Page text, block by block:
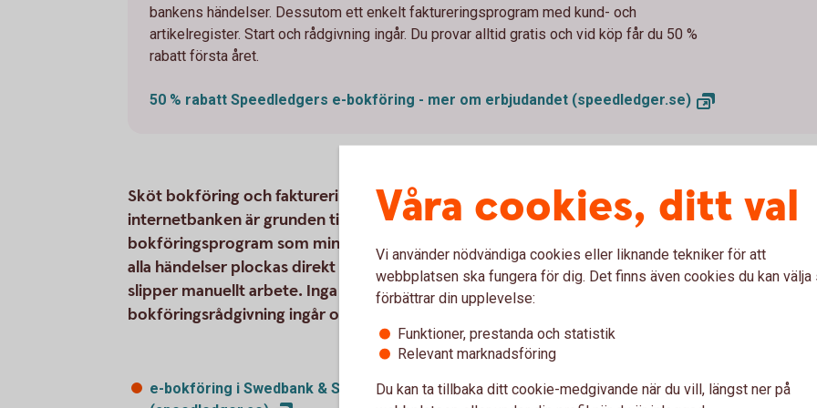
bankens händelser. Dessutom ett enkelt faktureringsprogram med kund- och
artikelregister. Start och rådgivning ingår. Du provar alltid gratis och vid köp får du 50 %
rabatt första året.
50 % rabatt Speedledgers e-bokföring - mer om erbjudandet (speedledger.se)
Sköt bokföring och fakturering enkelt direkt i internetbanken. Kopplingen till
internetbanken är grunden till er bokföring och ingår utan extra kostnad. Ett komplett
bokföringsprogram som minskar bokförings- och faktureringsarbetet avsevärt eftersom
alla händelser plockas direkt från bankkontot. Er bokföring är alltid uppdaterad och ni
slipper manuellt arbete. Inga förkunskaper inom bokföring krävs och SpeedLedgers
bokföringsrådgivning ingår om ni skulle behöva hjälp.
e-bokföring i Swedbank & Sparbankerna - så fungerar tjänsten
Våra cookies, ditt val
Vi använder nödvändiga cookies eller liknande tekniker för att
webbplatsen ska fungera för dig. Det finns även cookies du kan välja
förbättrar din upplevelse:
Funktioner, prestanda och statistik
Relevant marknadsföring
Du kan ta tillbaka ditt cookie-medgivande när du vill, längst ner på